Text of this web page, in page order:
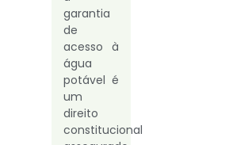
garantia
de
acesso à
água
potável é
um
direito
constitucional